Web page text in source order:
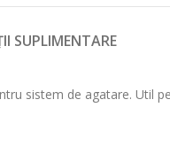
SUPLIMENTARE
sistem de agatare. Util